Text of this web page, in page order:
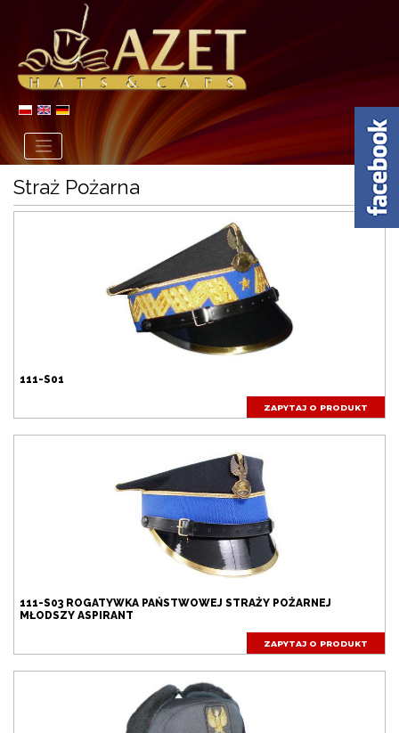
Straż Pożarna
111-S01
ZAPYTAJ O PRODUKT
111-S03 ROGATYWKA PAŃSTWOWEJ STRAŻY POŻARNEJ
MŁODSZY ASPIRANT
ZAPYTAJ O PRODUKT